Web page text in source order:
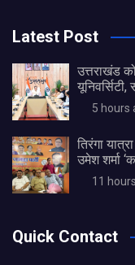
Latest Post
उत्तराखंड
यूनिवर्सिटी,
5 hours
तिरंगा
उमेश शर्मा
11
Quick Contact